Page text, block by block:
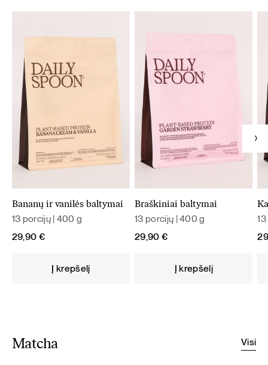
Bananų ir vanilės baltymai
13 porcijų | 400 g
29,90 €
Į krepšelį
Braškiniai baltymai
13 porcijų | 400 g
29,90 €
Į krepšelį
Matcha Visi